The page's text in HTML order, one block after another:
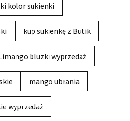
kolor sukienki
kup sukienkę z Butik
bluzki wyprzedaż
mango ubrania
wyprzedaż